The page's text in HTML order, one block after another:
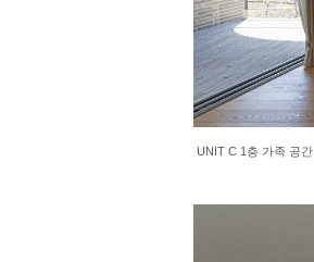
UNIT C 1층 가족 공간